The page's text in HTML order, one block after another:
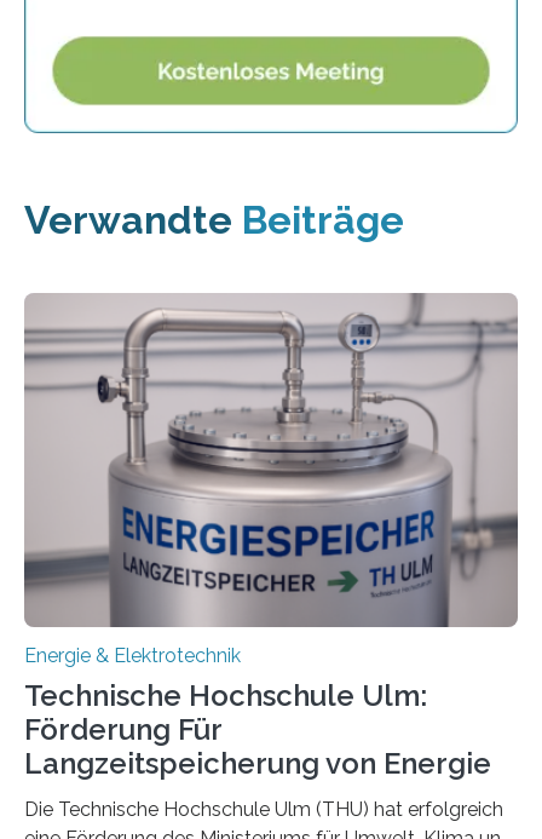
Verwandte Beiträge
Energie & Elektrotechnik
Technische Hochschule Ulm:
Förderung Für
Langzeitspeicherung von Energie
Die Technische Hochschule Ulm (THU) hat erfolgreich